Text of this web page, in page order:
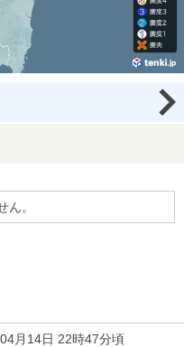
ん。
月14日 22時47分頃